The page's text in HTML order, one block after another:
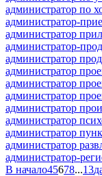
администратор по
администратор-
администратор
администратор-
администратор
администратор
администратор
администратор
администратор
администратор
администратор
администратор
администратор-
В начало45678...13